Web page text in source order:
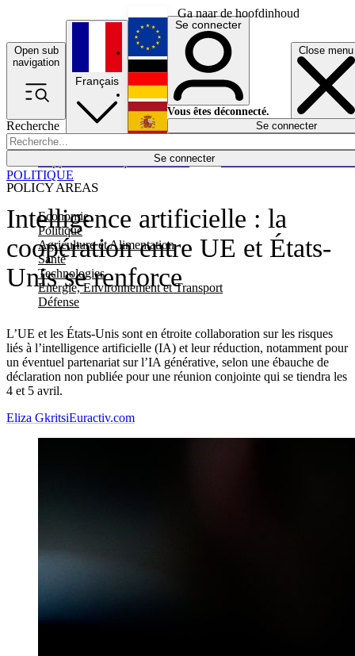
Ga naar de hoofdinhoud
Open sub
navigation
Close menu
Recherche
Se connecter
POLICY AREAS
Economie
Politique
Agriculture et Alimentation
Santé
Technologies
Energie, Environnement et Transport
Défense
Économie
Français
English
Deutsch
Español
Se connecter
Vous êtes déconnecté.
Se connecter
Intelligence artificielle : la
coopération entre UE et États-
Unis se renforce
L’UE et les États-Unis sont en étroite collaboration sur les risques
liés à l’intelligence artificielle (IA) et leur réduction, notamment pour
un éventuel partenariat sur l’IA générative, selon une ébauche de
déclaration non publiée pour une réunion conjointe qui se tiendra les
4 et 5 avril.
POLITIQUE
Eliza GkritsiEuractiv.com